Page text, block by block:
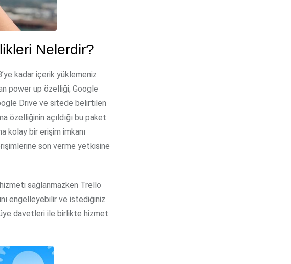
Nelerdir?
kadar içerik yüklemeniz
power up özelliği; Google
Drive ve sitede belirtilen
özelliğinin açıldığı bu paket
kolay bir erişim imkanı
son verme yetkisine
sağlanmazken Trello
engelleyebilir ve istediğiniz
üye davetleri ile birlikte hizmet